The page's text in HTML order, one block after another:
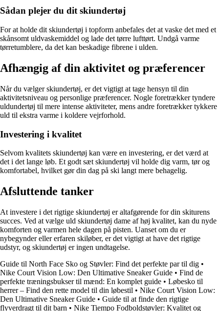
Sådan plejer du dit skiundertøj
For at holde dit skiundertøj i topform anbefales det at vaske det med et
skånsomt uldvaskemiddel og lade det tørre lufttørt. Undgå varme
tørretumblere, da det kan beskadige fibrene i ulden.
Afhængig af din aktivitet og præferencer
Når du vælger skiundertøj, er det vigtigt at tage hensyn til din
aktivitetsniveau og personlige præferencer. Nogle foretrækker tyndere
uldundertøj til mere intense aktiviteter, mens andre foretrækker tykkere
uld til ekstra varme i koldere vejrforhold.
Investering i kvalitet
Selvom kvalitets skiundertøj kan være en investering, er det værd at
det i det lange løb. Et godt sæt skiundertøj vil holde dig varm, tør og
komfortabel, hvilket gør din dag på ski langt mere behagelig.
Afsluttende tanker
At investere i det rigtige skiundertøj er altafgørende for din skiturens
succes. Ved at vælge uld skiundertøj dame af høj kvalitet, kan du nyde
komforten og varmen hele dagen på pisten. Uanset om du er
nybegynder eller erfaren skiløber, er det vigtigt at have det rigtige
udstyr, og skiundertøj er ingen undtagelse.
Guide til North Face Sko og Støvler: Find det perfekte par til dig •
Nike Court Vision Low: Den Ultimative Sneaker Guide • Find de
perfekte træningsbukser til mænd: En komplet guide • Løbesko til
herrer – Find den rette model til din løbestil • Nike Court Vision Low:
Den Ultimative Sneaker Guide • Guide til at finde den rigtige
flyverdragt til dit barn • Nike Tiempo Fodboldstøvler: Kvalitet og